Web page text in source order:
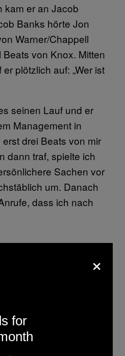
kam er an Jacob
Banks hörte Jon
Warner/Chappell
von Knox. Mitten
plötzlich auf: „Wer ist
seinen Lauf und er
Management in
drei Beats von mir
dann traf, spielte ich
Sachen vor
um. Danach
dass ich nach
×
for